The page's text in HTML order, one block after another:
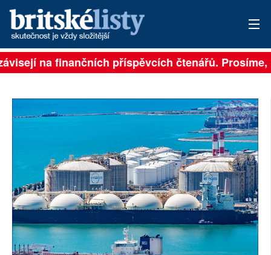
PŘIHLÁSIT
ARCHIV
TÉMATA
NEJČTENĚJŠÍ ZA 7 DNÍ
AUTOŘI
na finančních příspěvcích čtenářů. Prosíme,